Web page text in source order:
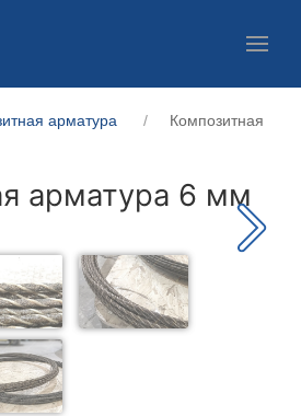
арматура
Композитная
арматура 6 мм